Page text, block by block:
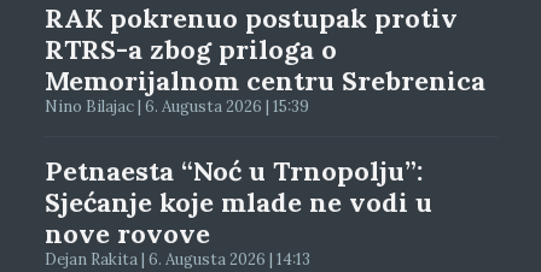
RAK pokrenuo postupak protiv
RTRS-a zbog priloga o
Memorijalnom centru Srebrenica
Nino Bilajac | 6. Augusta 2026 | 15:39
Petnaesta “Noć u Trnopolju”:
Sjećanje koje mlade ne vodi u
nove rovove
Dejan Rakita | 6. Augusta 2026 | 14:13